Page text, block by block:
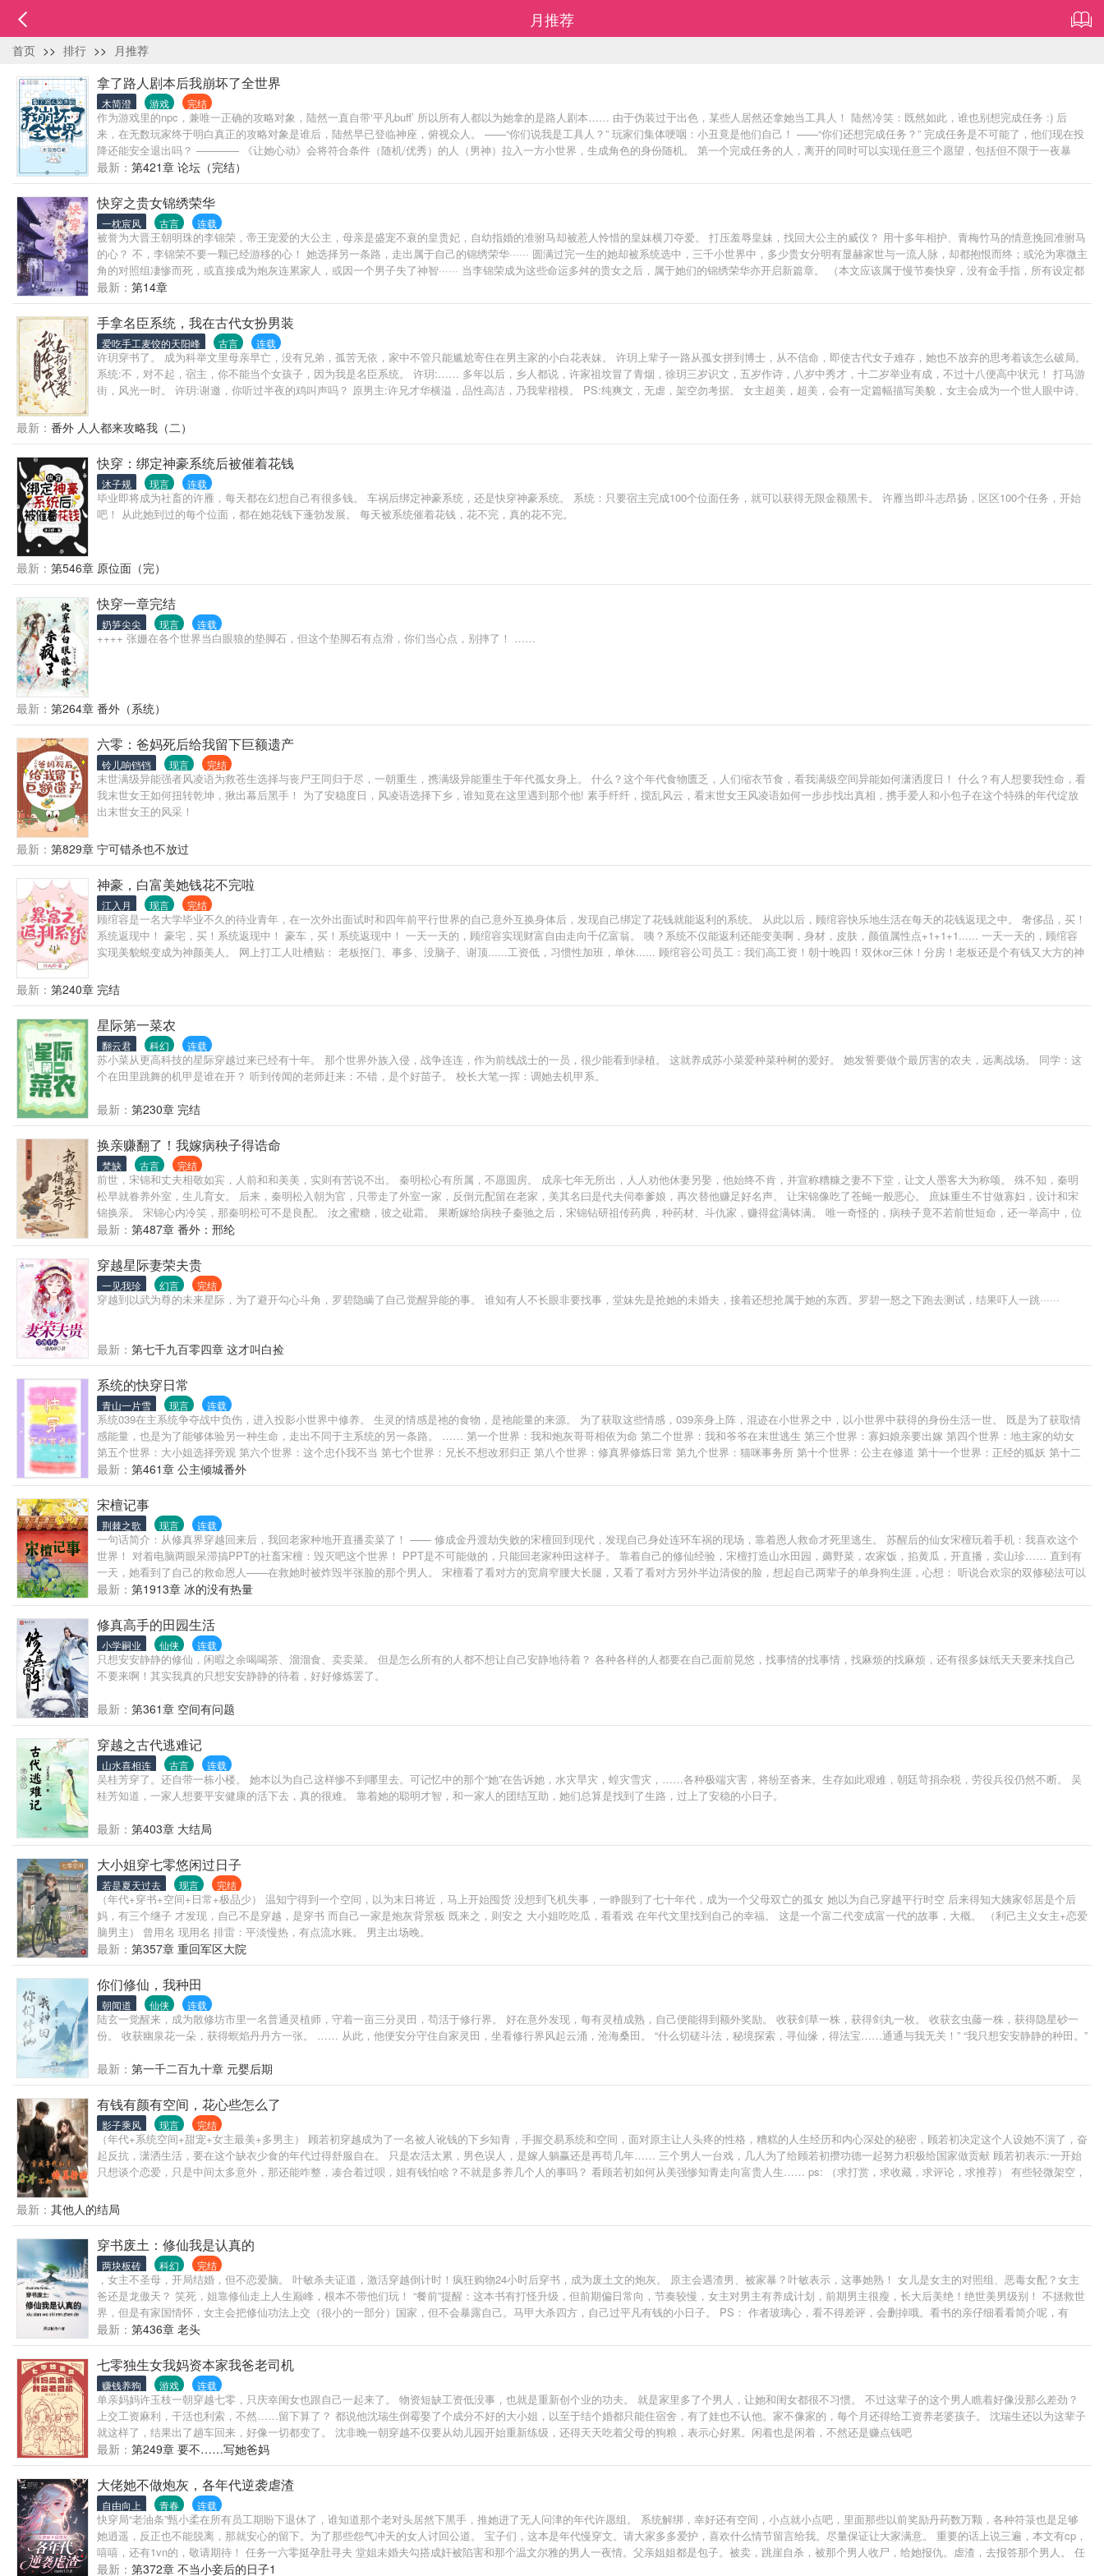
月推荐
首页 >> 排行 >> 月推荐
拿了路人剧本后我崩坏了全世界
木简澄 游戏 完结
作为游戏里的npc，兼唯一正确的攻略对象，陆然一直自带‘平凡buff’ 所以所有人都以为她拿的是路人剧本…… 由于伪装过于出色，某些人居然还拿她当工具人！ 陆然冷笑：既然如此，谁也别想完成任务 :) 后
来，在无数玩家终于明白真正的攻略对象是谁后，陆然早已登临神座，俯视众人。 ——“你们说我是工具人？” 玩家们集体哽咽：小丑竟是他们自己！ ——“你们还想完成任务？” 完成任务是不可能了，他们现在投
降还能安全退出吗？ ———— 《让她心动》会将符合条件（随机/优秀）的人（男神）拉入一方小世界，生成角色的身份随机。 第一个完成任务的人，离开的同时可以实现任意三个愿望，包括但不限于一夜暴
富、起死回生。 想实现愿望，任务清单如下： ①找出唯一正确攻略对象 ②让她对你好感度100+ 退出方法（以下任一）： ①完成任务 ②自然死亡 ③1/2可攻略角色好感度70+ 【重要提示：中途不可退出；正确攻
略对象身份不明；小世界与现实时间流速比例为3:1；未完成任务者无法说出任何相关消息】 规则说明完毕 那么，任务开始——
最新： 第421章 论坛（完结）
快穿之贵女锦绣荣华
一枕宸风 古言 连载
被誉为大晋王朝明珠的李锦荣，帝王宠爱的大公主，母亲是盛宠不衰的皇贵妃，自幼指婚的准驸马却被惹人怜惜的皇妹横刀夺爱。 打压羞辱皇妹，找回大公主的威仪？ 用十多年相护、青梅竹马的情意挽回准驸马
的心？ 不，李锦荣不要一颗已经游移的心！ 她选择另一条路，走出属于自己的锦绣荣华······ 圆满过完一生的她却被系统选中，三千小世界中，多少贵女分明有显赫家世与一流人脉，却都抱恨而终；或沦为寒微主
角的对照组凄惨而死，或直接成为炮灰连累家人，或因一个男子失了神智······ 当李锦荣成为这些命运多舛的贵女之后，属于她们的锦绣荣华亦开启新篇章。 （本文应该属于慢节奏快穿，没有金手指，所有设定都
是作者设定，喜欢的读者请欣赏品鉴，不喜欢的读者求放过，多谢捧场。）
最新： 第14章
手拿名臣系统，我在古代女扮男装
爱吃手工麦饺的天阳峰 古言 连载
许玥穿书了。 成为科举文里母亲早亡，没有兄弟，孤苦无依，家中不管只能尴尬寄住在男主家的小白花表妹。 许玥上辈子一路从孤女拼到博士，从不信命，即使古代女子难存，她也不放弃的思考着该怎么破局。
系统:不，对不起，宿主，你不能当个女孩子，因为我是名臣系统。 许玥:…… 多年以后，乡人都说，许家祖坟冒了青烟，徐玥三岁识文，五岁作诗，八岁中秀才，十二岁举业有成，不过十八便高中状元！ 打马游
街，风光一时。 许玥:谢邀，你听过半夜的鸡叫声吗？ 原男主:许兄才华横溢，品性高洁，乃我辈楷模。 PS:纯爽文，无虐，架空勿考据。 女主超美，超美，会有一定篇幅描写美貌，女主会成为一个世人眼中诗、
最新： 番外 人人都来攻略我（二）
快穿：绑定神豪系统后被催着花钱
沐子规 现言 连载
毕业即将成为社畜的许雁，每天都在幻想自己有很多钱。 车祸后绑定神豪系统，还是快穿神豪系统。 系统：只要宿主完成100个位面任务，就可以获得无限金额黑卡。 许雁当即斗志昂扬，区区100个任务，开始
吧！ 从此她到过的每个位面，都在她花钱下蓬勃发展。 每天被系统催着花钱，花不完，真的花不完。
最新： 第546章 原位面（完）
快穿一章完结
奶笋尖尖 现言 连载
++++ 张姗在各个世界当白眼狼的垫脚石，但这个垫脚石有点滑，你们当心点，别摔了！ ……
最新： 第264章 番外（系统）
六零：爸妈死后给我留下巨额遗产
铃儿响铛铛 现言 完结
末世满级异能强者风凌语为救苍生选择与丧尸王同归于尽，一朝重生，携满级异能重生于年代孤女身上。 什么？这个年代食物匮乏，人们缩衣节食，看我满级空间异能如何潇洒度日！ 什么？有人想要我性命，看
我末世女王如何扭转乾坤，揪出幕后黑手！ 为了安稳度日，风凌语选择下乡，谁知竟在这里遇到那个他! 素手纤纤，搅乱风云，看末世女王风凌语如何一步步找出真相，携手爱人和小包子在这个特殊的年代绽放
出末世女王的风采！
最新： 第829章 宁可错杀也不放过
神豪，白富美她钱花不完啦
江入月 现言 完结
顾绾容是一名大学毕业不久的待业青年，在一次外出面试时和四年前平行世界的自己意外互换身体后，发现自己绑定了花钱就能返利的系统。 从此以后，顾绾容快乐地生活在每天的花钱返现之中。 奢侈品，买！
系统返现中！ 豪宅，买！系统返现中！ 豪车，买！系统返现中！ 一天一天的，顾绾容实现财富自由走向千亿富翁。 咦？系统不仅能返利还能变美啊，身材，皮肤，颜值属性点+1+1+1...... 一天一天的，顾绾容
实现美貌蜕变成为神颜美人。 网上打工人吐槽贴： 老板抠门、事多、没脑子、谢顶......工资低，习惯性加班，单休...... 顾绾容公司员工：我们高工资！朝十晚四！双休or三休！分房！老板还是个有钱又大方的神
最新： 第240章 完结
星际第一菜农
翻云君 科幻 连载
苏小菜从更高科技的星际穿越过来已经有十年。 那个世界外族入侵，战争连连，作为前线战士的一员，很少能看到绿植。 这就养成苏小菜爱种菜种树的爱好。 她发誓要做个最厉害的农夫，远离战场。 同学：这
个在田里跳舞的机甲是谁在开？ 听到传闻的老师赶来：不错，是个好苗子。 校长大笔一挥：调她去机甲系。
最新： 第230章 完结
换亲赚翻了！我嫁病秧子得诰命
梵缺 古言 完结
前世，宋锦和丈夫相敬如宾，人前和和美美，实则有苦说不出。 秦明松心有所属，不愿圆房。 成亲七年无所出，人人劝他休妻另娶，他始终不肯，并宣称糟糠之妻不下堂，让文人墨客大为称颂。 殊不知，秦明
松早就眷养外室，生儿育女。 后来，秦明松入朝为官，只带走了外室一家，反倒元配留在老家，美其名曰是代夫伺奉爹娘，再次替他赚足好名声。 让宋锦像吃了苍蝇一般恶心。 庶妹重生不甘做寡妇，设计和宋
锦换亲。 宋锦心内冷笑，那秦明松可不是良配。 汝之蜜糖，彼之砒霜。 果断嫁给病秧子秦驰之后，宋锦钻研祖传药典，种药材、斗仇家，赚得盆满钵满。 唯一奇怪的，病秧子竟不若前世短命，还一举高中，位
极人臣。 该死的人没死，就很离谱！
最新： 第487章 番外：邢纶
穿越星际妻荣夫贵
一见我珍 幻言 完结
穿越到以武为尊的未来星际，为了避开勾心斗角，罗碧隐瞒了自己觉醒异能的事。 谁知有人不长眼非要找事，堂妹先是抢她的未婚夫，接着还想抢属于她的东西。罗碧一怒之下跑去测试，结果吓人一跳······
最新： 第七千九百零四章 这才叫白捡
系统的快穿日常
青山一片雪 现言 连载
系统039在主系统争夺战中负伤，进入投影小世界中修养。 生灵的情感是祂的食物，是祂能量的来源。 为了获取这些情感，039亲身上阵，混迹在小世界之中，以小世界中获得的身份生活一世。 既是为了获取情
感能量，也是为了能够体验另一种生命，走出不同于主系统的另一条路。 …… 第一个世界：我和炮灰哥哥相依为命 第二个世界：我和爷爷在末世逃生 第三个世界：寡妇娘亲要出嫁 第四个世界：地主家的幼女
第五个世界：大小姐选择旁观 第六个世界：这个忠仆我不当 第七个世界：兄长不想改邪归正 第八个世界：修真界修炼日常 第九个世界：猫咪事务所 第十个世界：公主在修道 第十一个世界：正经的狐妖 第十二
个世界：邻居能见鬼 第十三个世界：和离后二嫁 第十四个世界：养成系恋人
最新： 第461章 公主倾城番外
宋檀记事
荆棘之歌 现言 连载
一句话简介：从修真界穿越回来后，我回老家种地开直播卖菜了！ —— 修成金丹渡劫失败的宋檀回到现代，发现自己身处连环车祸的现场，靠着恩人救命才死里逃生。 苏醒后的仙女宋檀玩着手机：我喜欢这个
世界！ 对着电脑两眼呆滞搞PPT的社畜宋檀：毁灭吧这个世界！ PPT是不可能做的，只能回老家种田这样子。 靠着自己的修仙经验，宋檀打造山水田园，薅野菜，农家饭，掐黄瓜，开直播，卖山珍…… 直到有
一天，她看到了自己的救命恩人——在救她时被炸毁半张脸的那个男人。 宋檀看了看对方的宽肩窄腰大长腿，又看了看对方另外半边清俊的脸，想起自己两辈子的单身狗生涯，心想： 听说合欢宗的双修秘法可以
滋补容颜，不知道…… ［纯种田，真的种田那种］ ［有男主，戏份不多］
最新： 第1913章 冰的没有热量
修真高手的田园生活
小学嗣业 仙侠 连载
只想安安静静的修仙，闲暇之余喝喝茶、溜溜食、卖卖菜。 但是怎么所有的人都不想让自己安静地待着？ 各种各样的人都要在自己面前晃悠，找事情的找事情，找麻烦的找麻烦，还有很多妹纸天天要来找自己
不要来啊！其实我真的只想安安静静的待着，好好修炼罢了。
最新： 第361章 空间有问题
穿越之古代逃难记
山水喜相连 古言 连载
吴桂芳穿了。还自带一栋小楼。 她本以为自己这样惨不到哪里去。可记忆中的那个“她”在告诉她，水灾旱灾，蝗灾雪灾，……各种极端灾害，将纷至沓来。生存如此艰难，朝廷苛捐杂税，劳役兵役仍然不断。 吴
桂芳知道，一家人想要平安健康的活下去，真的很难。 靠着她的聪明才智，和一家人的团结互助，她们总算是找到了生路，过上了安稳的小日子。
最新： 第403章 大结局
大小姐穿七零悠闲过日子
若是夏天过去 现言 完结
（年代+穿书+空间+日常+极品少） 温知宁得到一个空间，以为末日将近，马上开始囤货 没想到飞机失事，一睁眼到了七十年代，成为一个父母双亡的孤女 她以为自己穿越平行时空 后来得知大姨家邻居是个后
妈，有三个继子 才发现，自己不是穿越，是穿书 而自己一家是炮灰背景板 既来之，则安之 大小姐吃吃瓜，看看戏 在年代文里找到自己的幸福。 这是一个富二代变成富一代的故事，大概。 （利己主义女主+恋爱
脑男主） 曾用名 现用名 排雷：平淡慢热，有点流水账。 男主出场晚。
最新： 第357章 重回军区大院
你们修仙，我种田
朝闻道 仙侠 连载
陆玄一觉醒来，成为散修坊市里一名普通灵植师，守着一亩三分灵田，苟活于修行界。 好在意外发现，每有灵植成熟，自己便能得到额外奖励。 收获剑草一株，获得剑丸一枚。 收获玄虫藤一株，获得隐星砂一
份。 收获幽泉花一朵，获得螟焰丹丹方一张。 …… 从此，他便安分守住自家灵田，坐看修行界风起云涌，沧海桑田。 “什么切磋斗法，秘境探索，寻仙缘，得法宝……通通与我无关！” “我只想安安静静的种田。”
最新： 第一千二百九十章 元婴后期
有钱有颜有空间，花心些怎么了
影子乘风 现言 完结
（年代+系统空间+甜宠+女主最美+多男主） 顾若初穿越成为了一名被人讹钱的下乡知青，手握交易系统和空间，面对原主让人头疼的性格，糟糕的人生经历和内心深处的秘密，顾若初决定这个人设她不演了，奋
起反抗，潇洒生活，要在这个缺衣少食的年代过得舒服自在。 只是农活太累，男色误人，是嫁人躺赢还是再苟几年…… 三个男人一台戏，几人为了给顾若初攒功德一起努力积极给国家做贡献 顾若初表示:一开始
只想谈个恋爱，只是中间太多意外，那还能咋整，凑合着过呗，姐有钱怕啥？不就是多养几个人的事吗？ 看顾若初如何从美强惨知青走向富贵人生…… ps: （求打赏，求收藏，求评论，求推荐） 有些轻微架空，
最新： 其他人的结局
穿书废土：修仙我是认真的
两块板砖 科幻 完结
，女主不圣母，开局结婚，但不恋爱脑。 叶敏杀夫证道，激活穿越倒计时！疯狂购物24小时后穿书，成为废土文的炮灰。 原主会遇渣男、被家暴？叶敏表示，这事她熟！ 女儿是女主的对照组、恶毒女配？女主
爸还是龙傲天？ 笑死，姐靠修仙走上人生巅峰，根本不带他们玩！ “餐前”提醒：这本书有打怪升级，但前期偏日常向，节奏较慢，女主对男主有养成计划，前期男主很瘦，长大后美绝！绝世美男级别！ 不拯救世
界，但是有家国情怀，女主会把修仙功法上交（很小的一部分）国家，但不会暴露自己。马甲大杀四方，自己过平凡有钱的小日子。 PS： 作者玻璃心，看不得差评，会删掉哦。看书的亲仔细看看简介呢，有
CP，有CP，有CP。女主穿越前是普通人类呢，会心软、会暴躁、会犯错，非完美人设。男主也不日天日地，做不了总统、霸总，除了乖巧贴心外，其他一般人水平哈。 厌男厌爱慎入，觉得不好看点叉就行了，
不用特意通知我。 祝福我们最好从此江湖不见
最新： 第436章 老头
七零独生女我妈资本家我爸老司机
赚钱养狗 游戏 连载
单亲妈妈许玉枝一朝穿越七零，只庆幸闺女也跟自己一起来了。 物资短缺工资低没事，也就是重新创个业的功夫。 就是家里多了个男人，让她和闺女都很不习惯。 不过这辈子的这个男人瞧着好像没那么差劲？
上交工资麻利，干活也利索，不然……留下算了？ 都说他沈瑞生倒霉娶了个成分不好的大小姐，以至于结个婚都只能住宿舍，有了娃也不认他。家不像家的，每个月还得给工资养老婆孩子。 沈瑞生还以为这辈子
就这样了，结果出了趟车回来，好像一切都变了。 沈非晚一朝穿越不仅要从幼儿园开始重新练级，还得天天吃着父母的狗粮，表示心好累。闲着也是闲着，不然还是赚点钱吧
最新： 第249章 要不……写她爸妈
大佬她不做炮灰，各年代逆袭虐渣
自由向上 青春 连载
快穿局“老油条”甄小柔在所有员工期盼下退休了，谁知道那个老对头居然下黑手，推她进了无人问津的年代许愿组。 系统解绑，幸好还有空间，小点就小点吧，里面那些以前奖励丹药数万颗，各种符箓也是足够
她逍遥，反正也不能脱离，那就安心的留下。为了那些怨气冲天的女人讨回公道。 宝子们，这本是年代慢穿文。请大家多多爱护，喜欢什么情节留言给我。尽量保证让大家满意。 重要的话上说三遍，本文有cp，
嘻嘻，还有1vn的，敬请期待！ 任务一六零挺孕肚寻夫 堂姐未婚夫勾搭成奸被陷害和那个温文尔雅的男人一夜情。父亲姐姐都是包子。被卖，跳崖自杀，被那个男人收尸，给她报仇。虐渣，去报答那个男人。 任
务二八零计划生育外的小可怜 父母一辈子就想要生个儿子，她是可怜的五丫头，父母各地躲藏生儿子，爷奶不管，独自长大后还被卖贡献给刚出生的弟弟存大学学费。努力生活，脱离桎梏，活出自己。 还有很多
最新： 第372章 不当小妾后的日子1